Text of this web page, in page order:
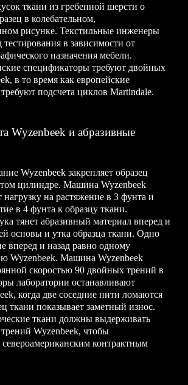
ткани из гребенной шерсти о
в колебательном,
рисунке. Текстильные инженеры
в зависимости от
назначения мебели.
спецификаторы требуют двойных
в то время как европейские
подсчета циклов Martindale.
Wyzenbeek и абразивные
Wyzenbeek закрепляет образец
цилиндре. Машина Wyzenbeek
нагрузку на растяжение в 3 фунта и
в 4 фунта к образцу ткани.
тянет абразивный материал вперед и
основы и утка образца ткани. Одно
вперед и назад равно одному
Wyzenbeek. Машина Wyzenbeek
скоростью 90 двойных трений в
лаборатории останавливают
когда две соседние нити ломаются
ткани показывает заметный износ.
ткани должны выдерживать
Wyzenbeek, чтобы
североамериканским контрактным